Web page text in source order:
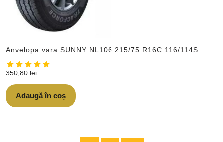
Anvelopa vara SUNNY NL106 215/75 R16C 116/114S
350,80 lei
Adaugă în coș